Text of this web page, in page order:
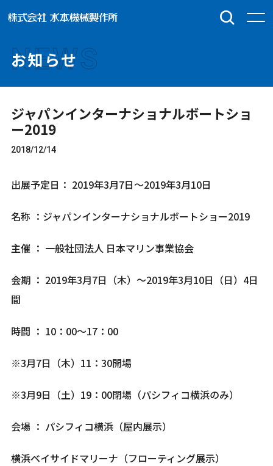
NEWS
お知らせ
ジャパンインターナショナルボートショ
ー2019
2018/12/14
出展予定日： 2019年3月7日～2019年3月10日
名称 ：ジャパンインターナショナルボートショー2019
主催 ： 一般社団法人 日本マリン事業協会
会期 ： 2019年3月7日（木）～2019年3月10日（日）4日
間
時間 ： 10：00～17：00
※3月7日（木）11：30開場
※3月9日（土）19：00閉場（パシフィコ横浜のみ）
会場 ： パシフィコ横浜（屋内展示）
横浜ベイサイドマリーナ（フローティング展示）